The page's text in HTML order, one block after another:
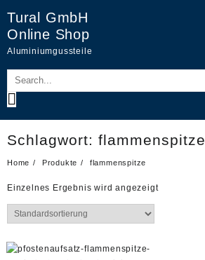
content
Tural GmbH
Online Shop
Aluminiumgussteile
Schlagwort: flammenspitze
Home Produkte flammenspitze
Einzelnes Ergebnis wird angezeigt